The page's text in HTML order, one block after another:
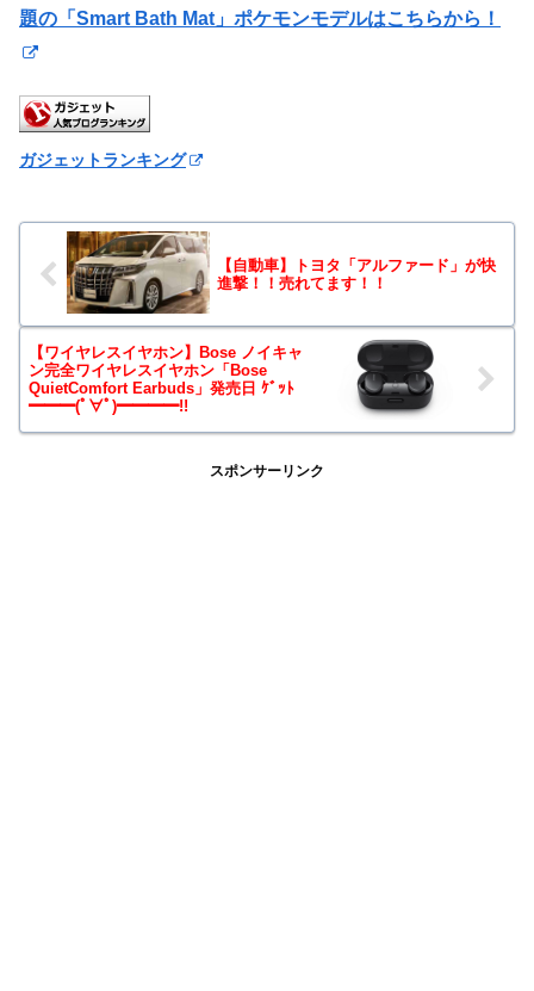
題の「Smart Bath Mat」ポケモンモデルはこちらから！
ガジェットランキング
【自動車】トヨタ「アルファード」が快
進撃！！売れてます！！
【ワイヤレスイヤホン】Bose ノイキャ
ン完全ワイヤレスイヤホン「Bose
QuietComfort Earbuds」発売日 ｹﾞｯﾄ
━━━(ﾟ∀ﾟ)━━━━!!
スポンサーリンク